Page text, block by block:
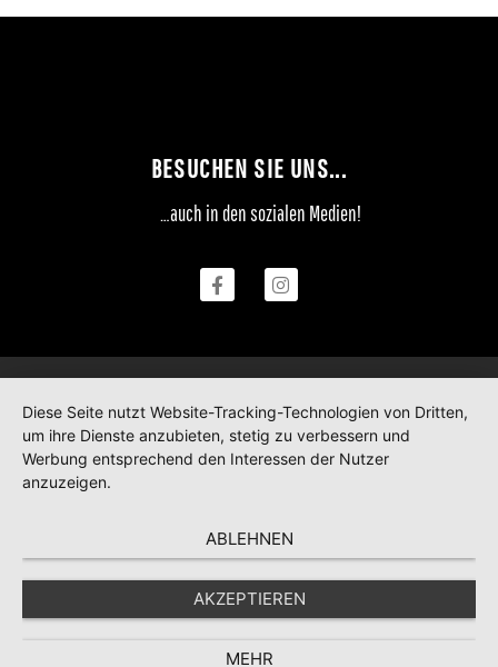
BESUCHEN SIE UNS...
…auch in den sozialen Medien!
Diese Seite nutzt Website-Tracking-Technologien von Dritten,
um ihre Dienste anzubieten, stetig zu verbessern und
Werbung entsprechend den Interessen der Nutzer
anzuzeigen.
ABLEHNEN
AKZEPTIEREN
MEHR